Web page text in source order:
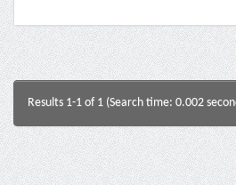
Results 1-1 of 1 (Search time: 0.002